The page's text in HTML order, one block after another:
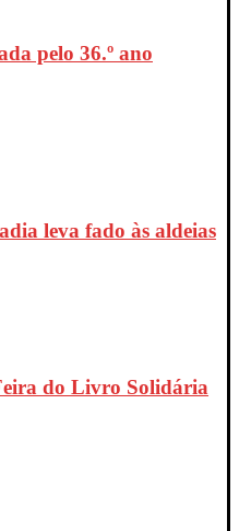
pelo 36.º ano
leva fado às aldeias
do Livro Solidária